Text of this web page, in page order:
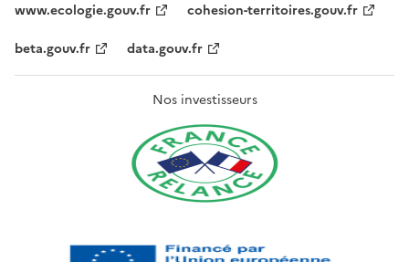
www.ecologie.gouv.fr
cohesion-territoires.gouv.fr
beta.gouv.fr
data.gouv.fr
Nos investisseurs